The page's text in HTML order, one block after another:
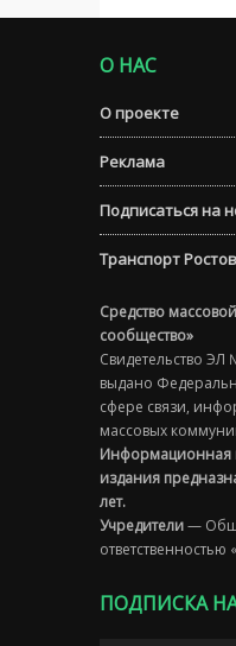
О НАС
О проекте
Реклама
Подписаться на
Транспорт
Средство
сообщество»
Свидетельство
выдано
сфере связи,
массовых
Информационная
издания
лет.
Учредители—
ПОДПИСКА